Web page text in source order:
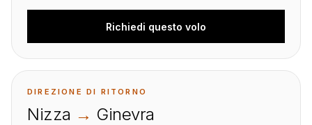
Richiedi questo volo
DIREZIONE DI RITORNO
Nizza → Ginevra